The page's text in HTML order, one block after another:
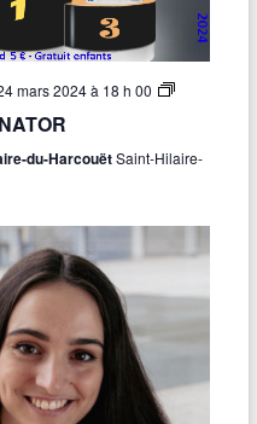
mars 2024 à 18 h 00
F
i
l
D
E
S
du-HarcouëtSaint-Hilaire-